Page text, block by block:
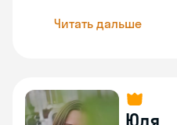
Читать дальше
Юля